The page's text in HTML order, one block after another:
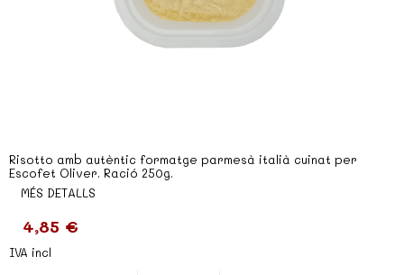
Risotto amb autèntic formatge parmesà italià cuinat per
Escofet Oliver. Ració 250g.
MÉS DETALLS
4,85 €
IVA incl